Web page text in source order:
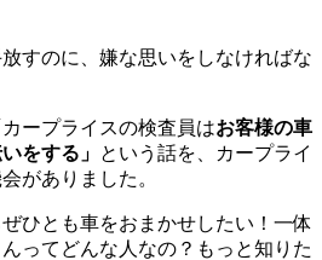
すのに、嫌な思いをしなければな
ープライスの検査員はお客様の車
をする」 という話を、カープライ
がありました。
ひとも車をおまかせしたい！一体
ってどんな人なの？もっと知りた